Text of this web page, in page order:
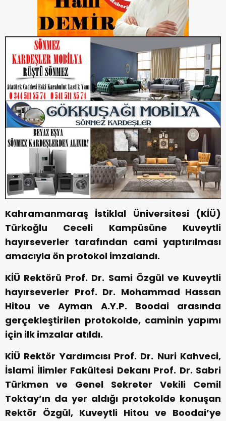
Kahramanmaraş İstiklal Üniversitesi (KİÜ)
Türkoğlu Ceceli Kampüsüne Kuveytli
hayırseverler tarafından cami yaptırılması
amacıyla ön protokol imzalandı.
KİÜ Rektörü Prof. Dr. Sami Özgül ve Kuveytli
hayırseverler Prof. Dr. Mohammad Hassan
Hitou ve Ayman A.Y.P. Boodai arasında
gerçekleştirilen protokolde, caminin yapımı
için ilk imzalar atıldı.
KİÜ Rektör Yardımcısı Prof. Dr. Nuri Kahveci,
İslami İlimler Fakültesi Dekanı Prof. Dr. Sabri
Türkmen ve Genel Sekreter Vekili Cemil
Toktay’ın da yer aldığı protokolde konuşan
Rektör Özgül, Kuveytli Hitou ve Boodai’ye